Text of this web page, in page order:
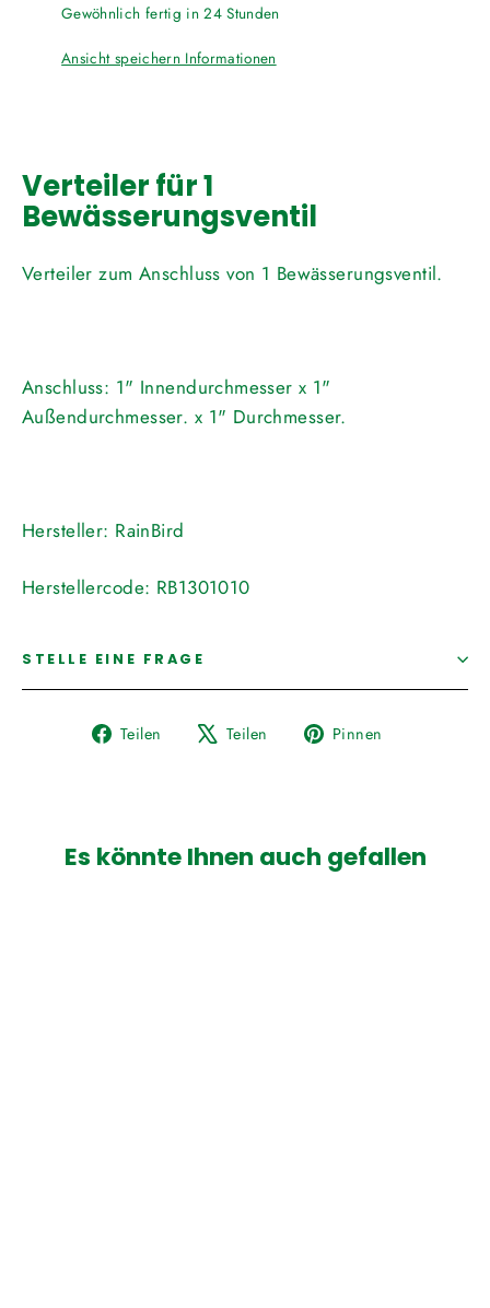
Gewöhnlich fertig in 24 Stunden
Ansicht speichern Informationen
Verteiler für 1
Bewässerungsventil
Verteiler zum Anschluss von 1 Bewässerungsventil.
Anschluss: 1" Innendurchmesser x 1"
Außendurchmesser. x 1" Durchmesser.
Hersteller: RainBird
Herstellercode: RB1301010
STELLE EINE FRAGE
Teilen
Auf
Teilen
Auf
Pinnen
Es könnte Ihnen auch gefallen